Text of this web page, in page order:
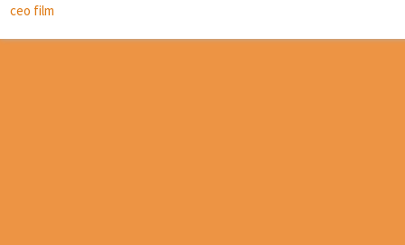
ceo film